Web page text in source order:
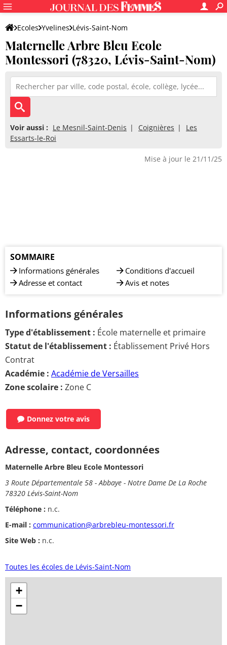
Ecoles Yvelines Lévis-Saint-Nom
Maternelle Arbre Bleu Ecole Montessori
Maternelle Arbre Bleu Ecole
Montessori (78320, Lévis-Saint-Nom)
Voir aussi : Le Mesnil-Saint-Denis Coignières
Les
Essarts-le-Roi
Mise à jour le 21/11/25
SOMMAIRE
Informations générales
Adresse et contact
Conditions d'accueil
Avis et notes
Informations générales
Type d'établissement : École maternelle et primaire
Statut de l'établissement : Établissement Privé Hors
Contrat
Académie : Académie de Versailles
Zone scolaire : Zone C
Donnez votre avis
Adresse, contact, coordonnées
Maternelle Arbre Bleu Ecole Montessori
3 Route Départementale 58 - Abbaye - Notre Dame De La Roche
78320 Lévis-Saint-Nom
Téléphone : n.c.
E-mail : communication@arbrebleu-montessori.fr
Site Web : n.c.
Toutes les écoles de Lévis-Saint-Nom
+
−